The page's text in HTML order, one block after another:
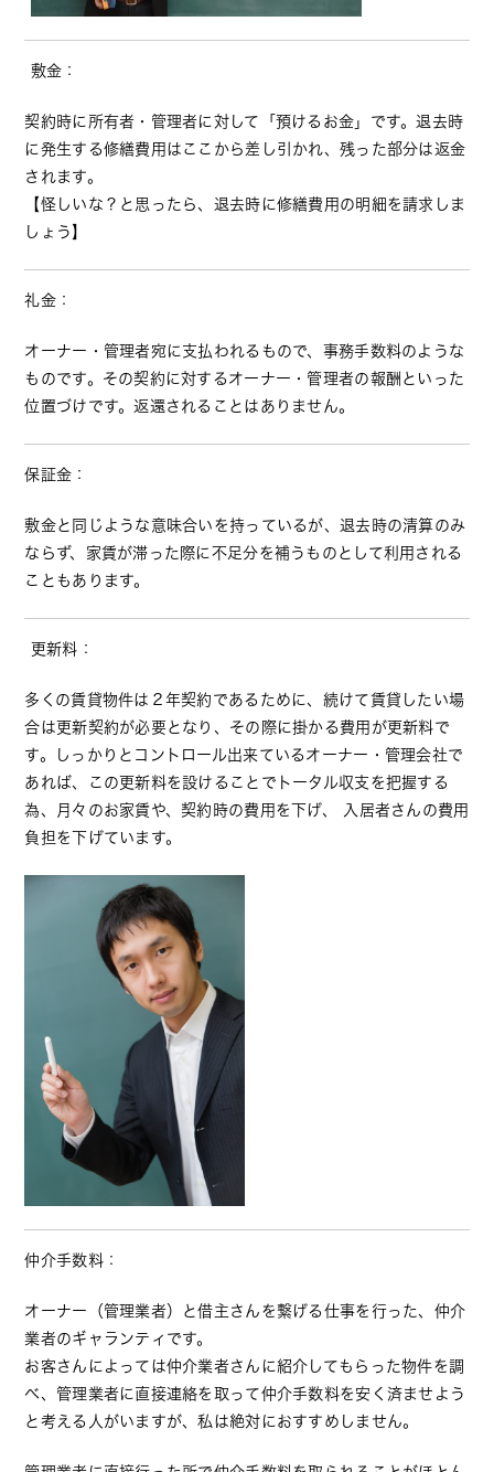
敷金：
契約時に所有者・管理者に対して「預けるお金」です。退去時
に発生する修繕費用はここから差し引かれ、残った部分は返金
されます。
【怪しいな？と思ったら、退去時に修繕費用の明細を請求しま
しょう】
礼金：
オーナー・管理者宛に支払われるもので、事務手数料のような
ものです。その契約に対するオーナー・管理者の報酬といった
位置づけです。返還されることはありません。
保証金：
敷金と同じような意味合いを持っているが、退去時の清算のみ
ならず、家賃が滞った際に不足分を補うものとして利用される
こともあります。
更新料：
多くの賃貸物件は２年契約であるために、続けて賃貸したい場
合は更新契約が必要となり、その際に掛かる費用が更新料で
す。しっかりとコントロール出来ているオーナー・管理会社で
あれば、この更新料を設けることでトータル収支を把握する
為、月々のお家賃や、契約時の費用を下げ、 入居者さんの費用
負担を下げています。
仲介手数料：
オーナー（管理業者）と借主さんを繋げる仕事を行った、仲介
業者のギャランティです。
お客さんによっては仲介業者さんに紹介してもらった物件を調
べ、管理業者に直接連絡を取って仲介手数料を安く済ませよう
と考える人がいますが、私は絶対におすすめしません。